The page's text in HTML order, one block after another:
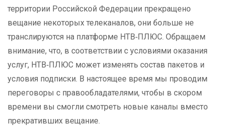
территории Российской Федерации прекращено
вещание некоторых телеканалов, они больше не
транслируются на платформе НТВ‑ПЛЮС. Обращаем
внимание, что, в соответствии с условиями оказания
услуг, НТВ‑ПЛЮС может изменять состав пакетов и
условия подписки. В настоящее время мы проводим
переговоры с правообладателями, чтобы в скором
времени вы смогли смотреть новые каналы вместо
прекративших вещание.